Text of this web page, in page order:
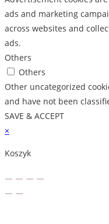
ads and marketing
across websites and
ads.
Others
Others
Other uncategorized
and have not been
SAVE & ACCEPT
×
Koszyk